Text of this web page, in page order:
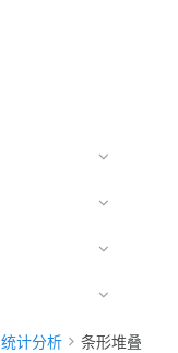
统计分析
条形堆叠